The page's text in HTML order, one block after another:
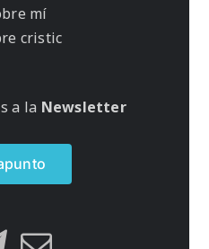
mí
cristic
a la Newsletter